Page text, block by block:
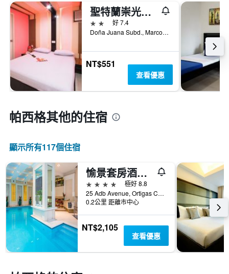
聖特蘭崇光酒店 - 帕西格
2星級
好 7.4
Doña Juana Subd., Marcos Hi-Way, 帕西格, 菲律賓
NT$551
查看優惠
帕西格​其他的住宿
顯示所有117​個住宿
愉景套房酒店 - 帕西格
4星級
極好 8.8
25 Adb Avenue, Ortigas Center, 帕西格, 菲律賓
0.2公里 距離市中心
NT$2,105
查看優惠